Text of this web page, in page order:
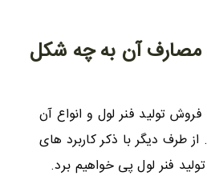
آن به چه شکل
فروش تولید فنر لول و انواع آن
طرف دیگر با ذکر کاربرد های
فنر لول پی خواهیم برد.